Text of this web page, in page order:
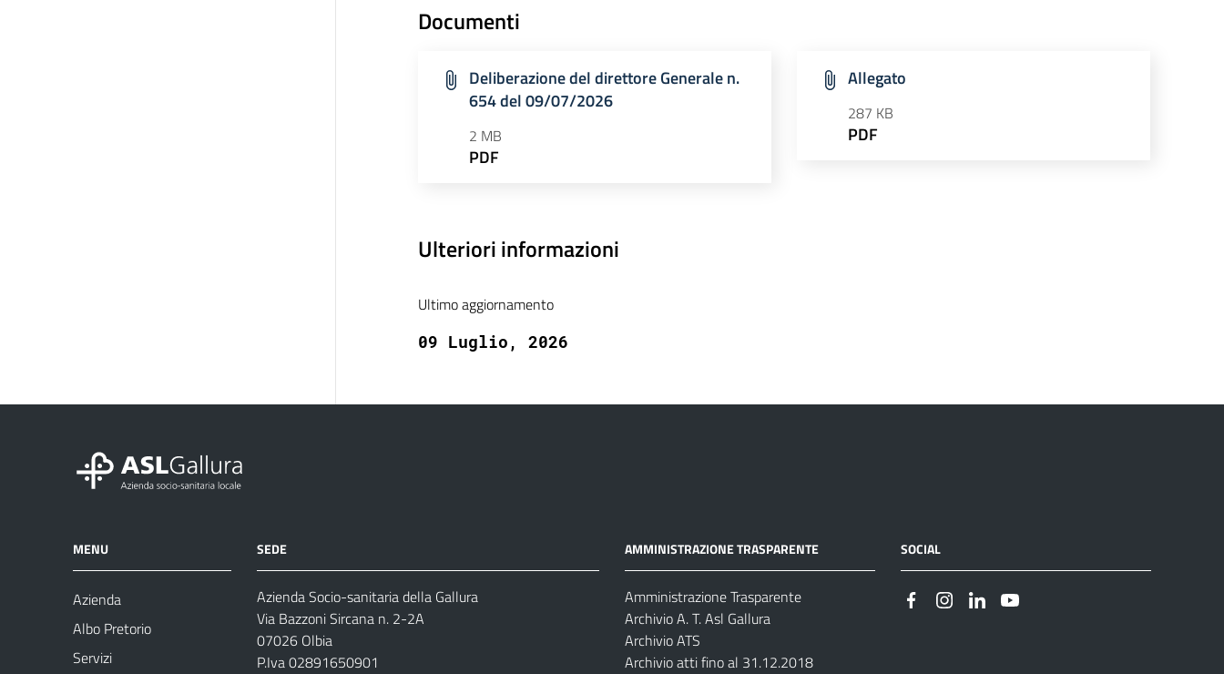
Documenti
Deliberazione del direttore Generale n.
654 del 09/07/2026
2 MB
PDF
Allegato
287 KB
PDF
Ulteriori informazioni
Ultimo aggiornamento
09 Luglio, 2026
MENU
Azienda
Albo Pretorio
Servizi
SEDE
Azienda Socio-sanitaria della Gallura
Via Bazzoni Sircana n. 2-2A
07026 Olbia
P.Iva 02891650901
AMMINISTRAZIONE TRASPARENTE
Amministrazione Trasparente
Archivio A. T. Asl Gallura
Archivio ATS
Archivio atti fino al 31.12.2018
SOCIAL